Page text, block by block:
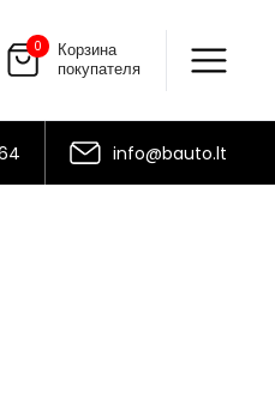
0
Корзина
покупателя
info@bauto.lt